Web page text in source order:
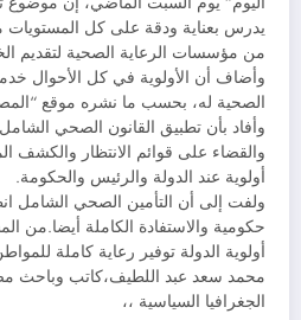
يدرس بعناية ودقة على كل المستويات
من مؤسسات الرعاية الصحية لتقديم
وأضاف أن الأولوية في كل الأحوال
الصحية له، بحسب ما نشره موقع
وأفاد بأن تطبيق القانون الصحي
والقضاء على قوائم الانتظار والكشف
أولوية عند الدولة والرئيس والحكومة.
ولفت إلى أن التأمين الصحي
حكومية والاستفادة الكاملة أيضا.من
أولوية الدولة توفير رعاية كاملة
محمد سعد عبد اللطيف،كاتب
الجغرافيا السياسية ،،